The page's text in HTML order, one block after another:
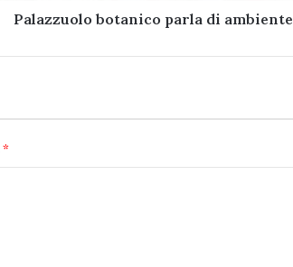
Palazzuolo botanico parla di ambiente
*